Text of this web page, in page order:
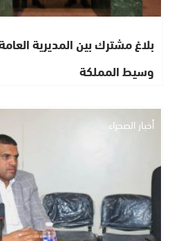
بلاغ مشترك بين المديرية
وسيط المملكة
أخبار الصحراء